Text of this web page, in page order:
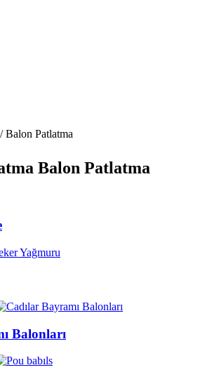
/ Balon Patlatma
Balon Patlatma
Balonları